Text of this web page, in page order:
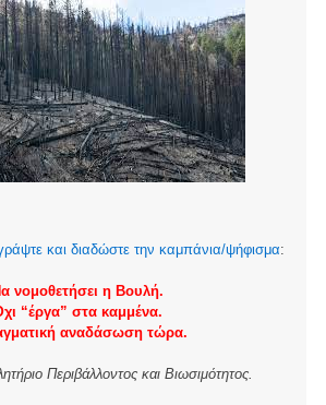
και διαδώστε την καμπάνια/ψήφισμα:
νομοθετήσει η Βουλή.
“έργα” στα καμμένα.
αναδάσωση τώρα.
Περιβάλλοντος και Βιωσιμότητος.